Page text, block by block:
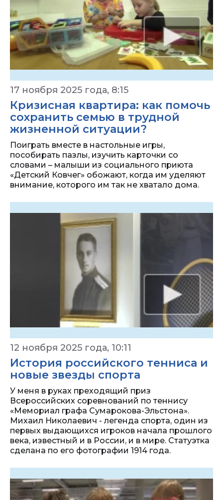
17 ноября 2025 года, 8:15
Кризисная квартира: как помочь
сохранить семью в трудной
жизненной ситуации?
Поиграть вместе в настольные игры,
пособирать пазлы, изучить карточки со
словами – малыши из социального приюта
«Детский Ковчег» обожают, когда им уделяют
внимание, которого им так не хватало дома.
12 ноября 2025 года, 10:11
История российского тенниса и
новые звезды спорта
У меня в руках преходящий приз
Всероссийских соревнований по теннису
«Мемориал графа Сумарокова-Эльстона».
Михаил Николаевич - легенда спорта, один из
первых выдающихся игроков начала прошлого
века, известный и в России, и в мире. Статуэтка
сделана по его фотографии 1914 года.